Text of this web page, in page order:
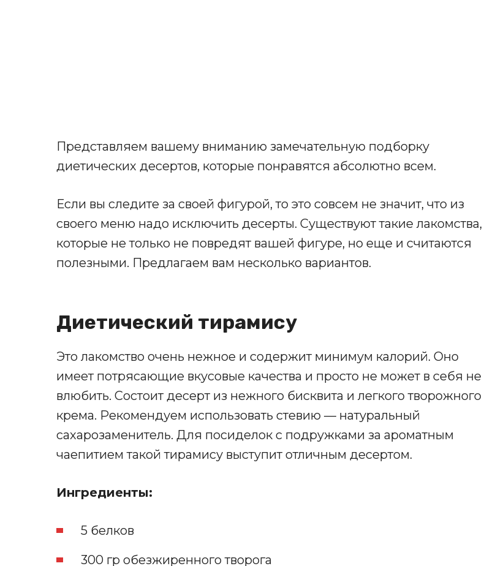
Представляем вашему вниманию замечательную подборку
диетических десертов, которые понравятся абсолютно всем.
Если вы следите за своей фигурой, то это совсем не значит, что из
своего меню надо исключить десерты. Существуют такие лакомства,
которые не только не повредят вашей фигуре, но еще и считаются
полезными. Предлагаем вам несколько вариантов.
Диетический тирамису
Это лакомство очень нежное и содержит минимум калорий. Оно
имеет потрясающие вкусовые качества и просто не может в себя не
влюбить. Состоит десерт из нежного бисквита и легкого творожного
крема. Рекомендуем использовать стевию — натуральный
сахарозаменитель. Для посиделок с подружками за ароматным
чаепитием такой тирамису выступит отличным десертом.
Ингредиенты:
5 белков
300 гр обезжиренного творога